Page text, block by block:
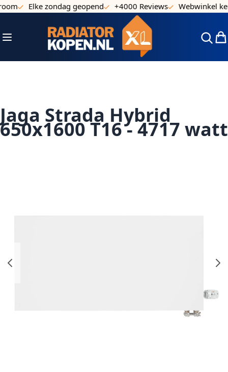
Ga naar de inhoud
Elke zondag geopend +4000 Reviews Webwinkel
Toggle Nav
Jaga Strada Hybrid
650x1600 T16 - 4717 watt